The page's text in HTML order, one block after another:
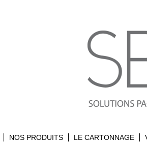
NOS PRODUITS LE CARTONNAGE